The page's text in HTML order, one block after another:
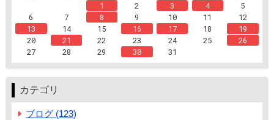
1
2 3 4
5
6
7 8 9 10 11
12
13
14 15 16 17 18
19
20
21 22 23 24 25
26
27
28 29 30 31
カテゴリ
ブログ (123)